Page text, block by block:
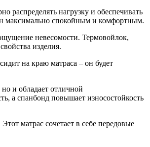
распределять нагрузку и обеспечивать
максимально спокойным и комфортным.
невесомости. Термовойлок,
изделия.
на краю матраса – он будет
и обладает отличной
а спанбонд повышает износостойкость
матрас сочетает в себе передовые